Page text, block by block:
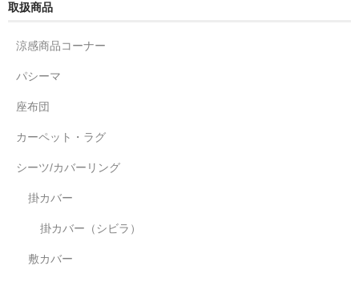
取扱商品
涼感商品コーナー
パシーマ
座布団
カーペット・ラグ
シーツ/カバーリング
掛カバー
掛カバー（シビラ）
敷カバー